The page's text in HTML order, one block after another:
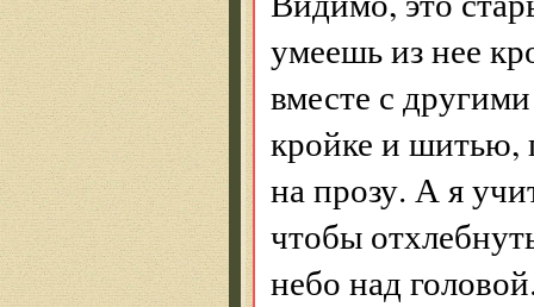
умеешь из нее
вместе с
кройке и шитью,
на прозу. А я
чтобы
небо над